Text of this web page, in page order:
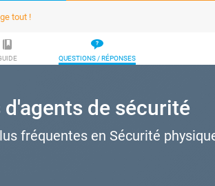
tout !
QUESTIONS / RÉPONSES
de sécurité
fréquentes en Sécurité